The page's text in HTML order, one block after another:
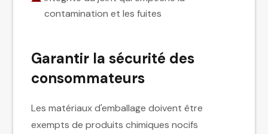
contamination et les fuites
Garantir la sécurité des
consommateurs
Les matériaux d'emballage doivent être
exempts de produits chimiques nocifs